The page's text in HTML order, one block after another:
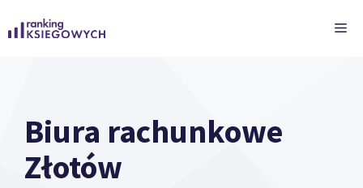
do
Biura rachunkowe
Złotów